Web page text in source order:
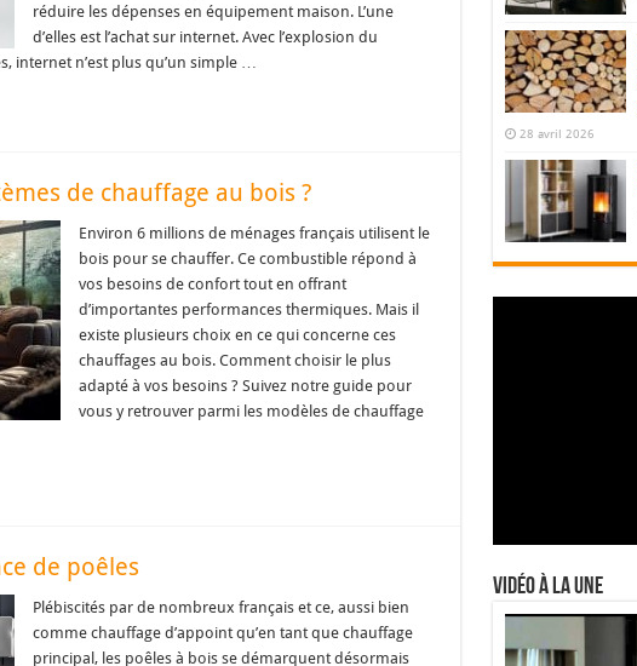
réduire les dépenses en équipement maison. L’une
d’elles est l’achat sur internet. Avec l’explosion du
internet n’est plus qu’un simple …
de chauffage au bois ?
Environ 6 millions de ménages français utilisent le
bois pour se chauffer. Ce combustible répond à
vos besoins de confort tout en offrant
d’importantes performances thermiques. Mais il
existe plusieurs choix en ce qui concerne ces
chauffages au bois. Comment choisir le plus
adapté à vos besoins ? Suivez notre guide pour
vous y retrouver parmi les modèles de chauffage
de poêles
Plébiscités par de nombreux français et ce, aussi bien
comme chauffage d’appoint qu’en tant que chauffage
principal, les poêles à bois se démarquent désormais
28 avril 2026
Vidéo à la Une